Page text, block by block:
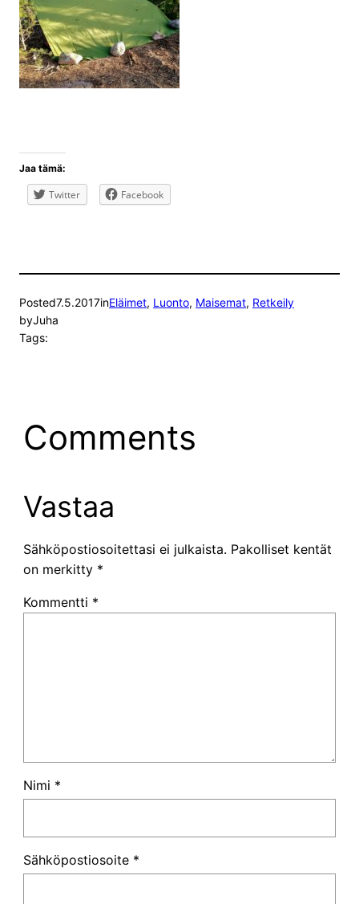
Jaa tämä:
Twitter Facebook
Posted7.5.2017inEläimet, Luonto, Maisemat, Retkeily
byJuha
Tags:
Comments
Vastaa
Sähköpostiosoitettasi ei julkaista. Pakolliset kentät
on merkitty *
Kommentti *
Nimi *
Sähköpostiosoite *